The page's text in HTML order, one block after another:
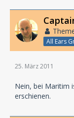
Brand gegeben
Sprecher:
Robin Maynard:
Sally Prescott:
Phil Miles: Peter
All Ears
25. März 2011
Nein, bei Maritim
erschienen.